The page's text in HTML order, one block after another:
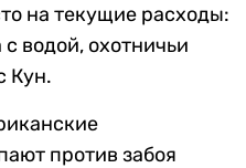
на текущие расходы:
водой, охотничьи
Кун.
против забоя